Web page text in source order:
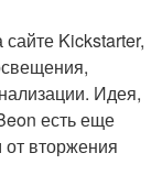
Kickstarter,
Идея,
есть еще
вторжения